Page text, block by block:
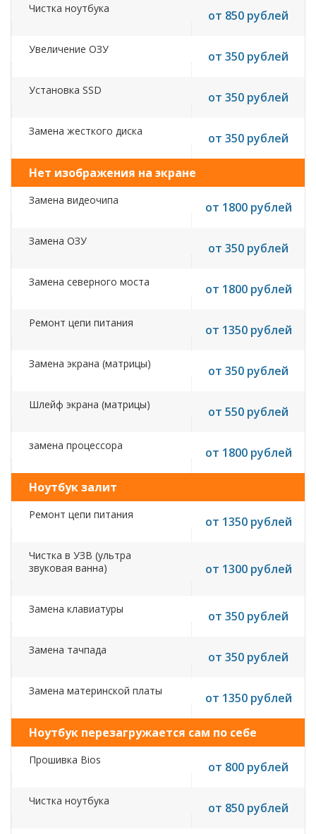
Чистка ноутбука от 850 рублей
Увеличение ОЗУ от 350 рублей
Установка SSD от 350 рублей
Замена жесткого диска от 350 рублей
Нет изображения на экране
Замена видеочипа от 1800 рублей
Замена ОЗУ от 350 рублей
Замена северного моста от 1800 рублей
Ремонт цепи питания от 1350 рублей
Замена экрана (матрицы) от 350 рублей
Шлейф экрана (матрицы) от 550 рублей
замена процессора от 1800 рублей
Ноутбук залит
Ремонт цепи питания от 1350 рублей
Чистка в УЗВ (ультра
звуковая ванна)
от 1300 рублей
Замена клавиатуры от 350 рублей
Замена тачпада от 350 рублей
Замена материнской платы от 1350 рублей
Ноутбук перезагружается сам по себе
Прошивка Bios от 800 рублей
Чистка ноутбука от 850 рублей